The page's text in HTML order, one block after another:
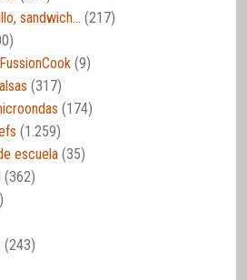
sandwich… (217)
(9)
(317)
(174)
(1.259)
escuela (35)
(362)
(243)